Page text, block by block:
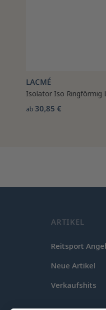
LACMÉ
Isolator Iso Ringförmig
ab30,85 €
ARTIKEL
Reitsport
Neue Artikel
Verkaufshits